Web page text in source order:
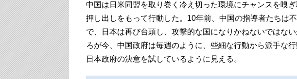
中国は日米同盟を取り巻く冷え切った環境にチャンスを嗅
押し出しをもって行動した。10年前、中国の指導者たちは
で、日本は再び台頭し、攻撃的な国になりかねないではな
ろが今、中国政府は毎週のように、些細な行動から派手な
日本政府の決意を試しているように見える。